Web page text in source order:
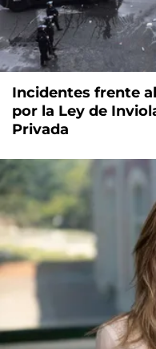
Incidentes frente
por la Ley de
Privada